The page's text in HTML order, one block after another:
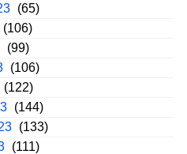
(65)
(106)
(99)
(106)
(122)
(144)
(133)
(111)